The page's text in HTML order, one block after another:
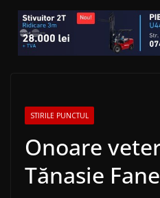
STIRILE PUNCTUL
Onoare
Tănasie